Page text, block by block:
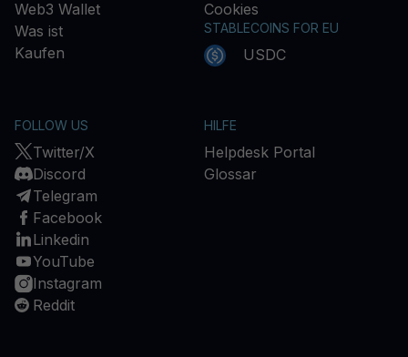
Web3 Wallet
Was ist
Kaufen
Cookies
STABLECOINS FOR EU
USDC
FOLLOW US
Twitter/X
Discord
Telegram
Facebook
Linkedin
YouTube
Instagram
Reddit
HILFE
Helpdesk Portal
Glossar